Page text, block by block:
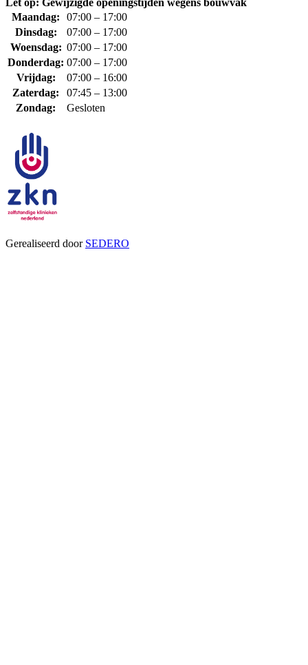
Let op: Gewijzigde openingstijden wegens bouwvak
Maandag:
07:00 – 17:00
Dinsdag:
07:00 – 17:00
Woensdag: 07:00 – 17:00
Donderdag: 07:00 – 17:00
Vrijdag:
07:00 – 16:00
Zaterdag:
07:45 – 13:00
Zondag:
Gesloten
Gerealiseerd door SEDERO